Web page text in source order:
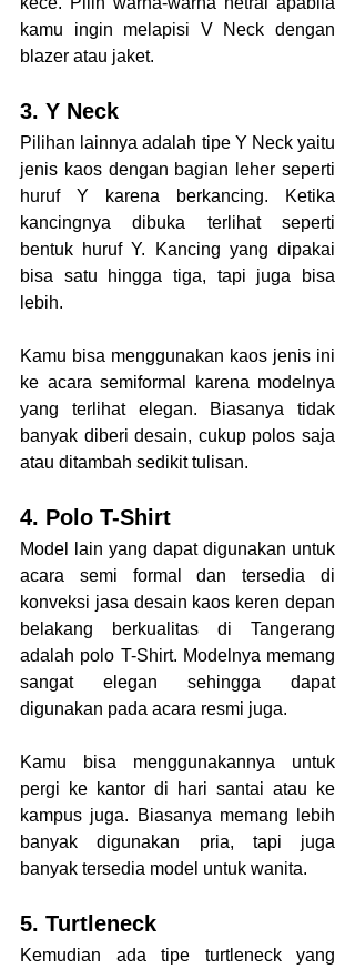
kamu ingin melapisi V Neck dengan
blazer atau jaket.
3. Y Neck
Pilihan lainnya adalah tipe Y Neck yaitu
jenis kaos dengan bagian leher seperti
huruf Y karena berkancing. Ketika
kancingnya dibuka terlihat seperti
bentuk huruf Y. Kancing yang dipakai
bisa satu hingga tiga, tapi juga bisa
lebih.
Kamu bisa menggunakan kaos jenis ini
ke acara semiformal karena modelnya
yang terlihat elegan. Biasanya tidak
banyak diberi desain, cukup polos saja
atau ditambah sedikit tulisan.
4. Polo T-Shirt
Model lain yang dapat digunakan untuk
acara semi formal dan tersedia di
konveksi jasa desain kaos keren depan
belakang berkualitas di Tangerang
adalah polo T-Shirt. Modelnya memang
sangat elegan sehingga dapat
digunakan pada acara resmi juga.
Kamu bisa menggunakannya untuk
pergi ke kantor di hari santai atau ke
kampus juga. Biasanya memang lebih
banyak digunakan pria, tapi juga
banyak tersedia model untuk wanita.
5. Turtleneck
Kemudian ada tipe turtleneck yang